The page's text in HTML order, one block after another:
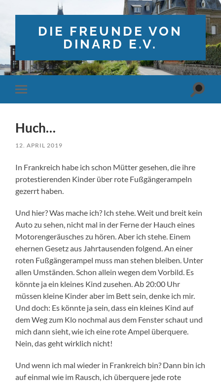
DIE FREUNDE VON
DINARD E.V.
Mobile-
Menü
Huch…
12. APRIL 2019
In Frankreich habe ich schon Mütter gesehen, die ihre
protestierenden Kinder über rote Fußgängerampeln
gezerrt haben.
Und hier? Was mache ich? Ich stehe. Weit und breit kein
Auto zu sehen, nicht mal in der Ferne der Hauch eines
Motorengeräusches zu hören. Aber ich stehe. Einem
ehernen Gesetz aus Jahrtausenden folgend. An einer
roten Fußgängerampel muss man stehen bleiben. Unter
allen Umständen. Schon allein wegen dem Vorbild. Es
könnte ja ein kleines Kind zusehen. Ab 20:00 Uhr
müssen kleine Kinder aber im Bett sein, denke ich mir.
Und doch: Es könnte ja sein, dass ein kleines Kind auf
dem Weg zum Klo nochmal aus dem Fenster schaut und
mich dann sieht, wie ich eine rote Ampel überquere.
Nein, das geht wirklich nicht!
Und wenn ich mal wieder in Frankreich bin? Dann bin ich
auf einmal wie im Rausch, ich überquere jede rote